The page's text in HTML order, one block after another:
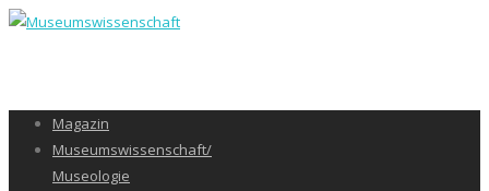
Magazin
Museumswissenschaft/
Museologie